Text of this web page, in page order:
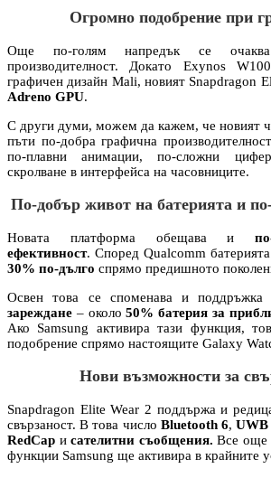
Огромно подобрение при
Още по-голям напредък се
производителност. Докато Exynos
графичен дизайн Mali, новият Snapdragon
Adreno GPU.
С други думи, можем да кажем, че новият
пъти по-добра графична
по-плавни анимации, по-сложни
скролване в интерфейса на часовниците.
По-добър живот на батерията и
Новата платформа обещава и
ефективност. Според Qualcomm
30% по-дълго спрямо предишното
Освен това се споменава и поддръжка
зареждане – около50% батерия за
Ако Samsung активира тази функция,
подобрение спрямо настоящите Galaxy
Нови възможности за
Snapdragon Elite Wear 2 поддържа и
свързаност. В това число Bluetooth 6,UWB
RedCap исателитни съобщения.Все още
функции Samsung ще активира в крайните